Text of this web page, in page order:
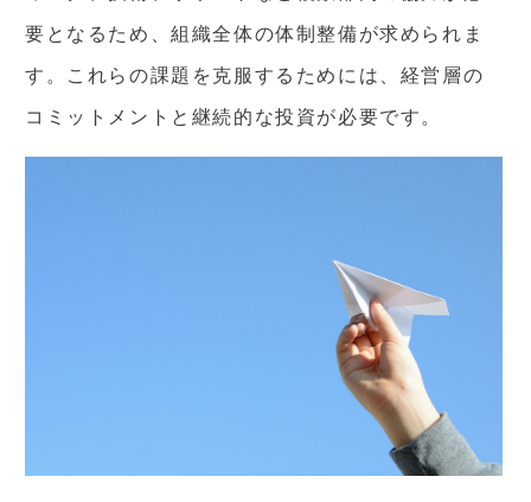
要となるため、組織全体の体制整備が求められま
す。これらの課題を克服するためには、経営層の
コミットメントと継続的な投資が必要です。